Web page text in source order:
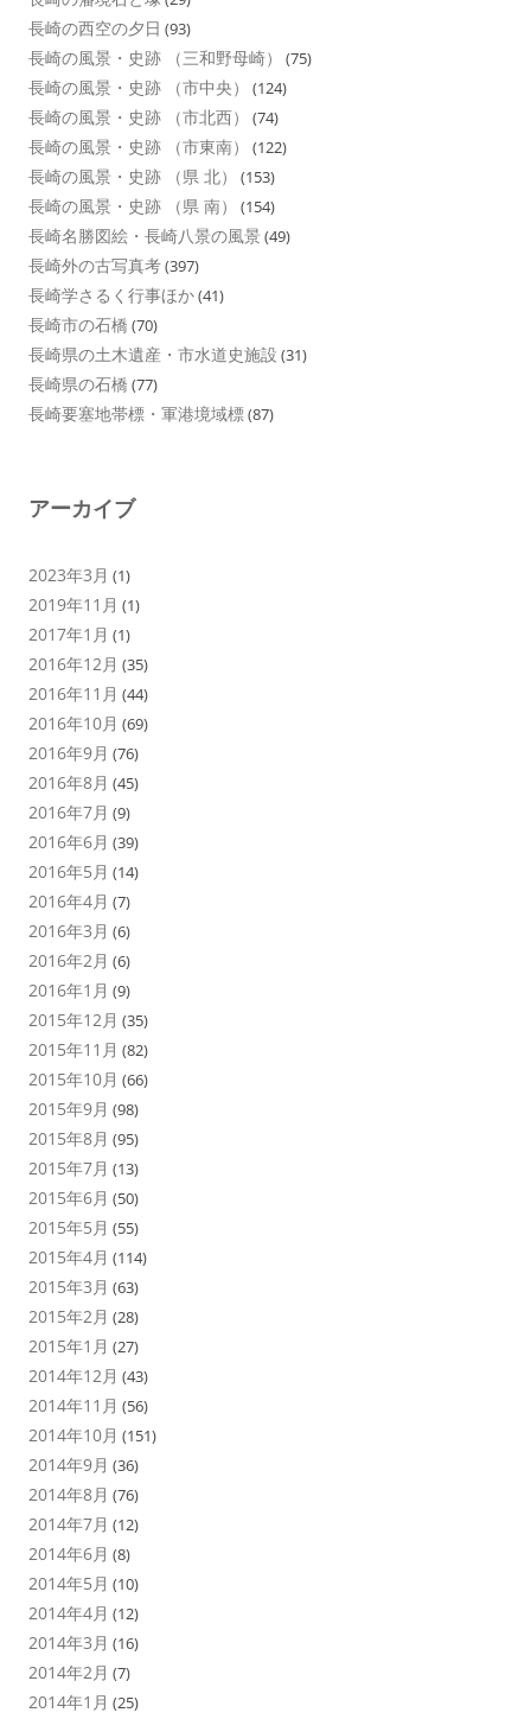
長崎の西空の夕日 (93)
長崎の風景・史跡 （三和野母崎） (75)
長崎の風景・史跡 （市中央） (124)
長崎の風景・史跡 （市北西） (74)
長崎の風景・史跡 （市東南） (122)
長崎の風景・史跡 （県 北） (153)
長崎の風景・史跡 （県 南） (154)
長崎名勝図絵・長崎八景の風景 (49)
長崎外の古写真考(397)
長崎学さるく行事ほか(41)
長崎市の石橋 (70)
長崎県の土木遺産・市水道史施設 (31)
長崎県の石橋 (77)
長崎要塞地帯標・軍港境域標(87)
アーカイブ
2023年3月 (1)
2019年11月 (1)
2017年1月 (1)
2016年12月 (35)
2016年11月 (44)
2016年10月 (69)
2016年9月 (76)
2016年8月 (45)
2016年7月 (9)
2016年6月 (39)
2016年5月 (14)
2016年4月 (7)
2016年3月 (6)
2016年2月 (6)
2016年1月 (9)
2015年12月 (35)
2015年11月 (82)
2015年10月 (66)
2015年9月 (98)
2015年8月 (95)
2015年7月 (13)
2015年6月 (50)
2015年5月 (55)
2015年4月 (114)
2015年3月 (63)
2015年2月 (28)
2015年1月 (27)
2014年12月 (43)
2014年11月 (56)
2014年10月 (151)
2014年9月 (36)
2014年8月 (76)
2014年7月 (12)
2014年6月 (8)
2014年5月 (10)
2014年4月 (12)
2014年3月 (16)
2014年2月 (7)
2014年1月 (25)